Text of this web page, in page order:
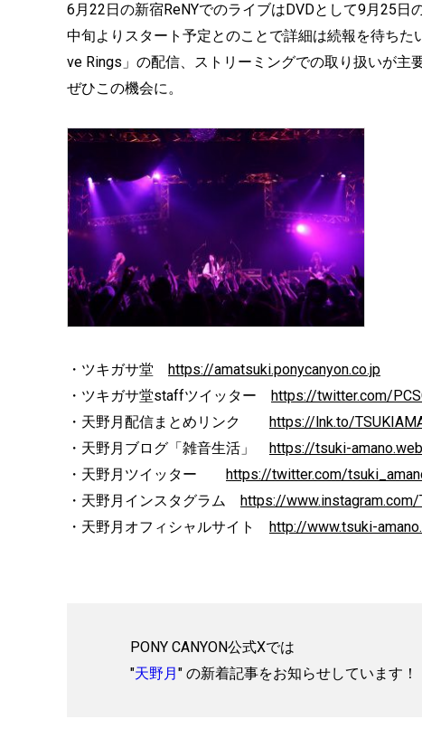
6月22日の新宿ReNYでのライブはDVDとして9月25
中旬よりスタート予定とのことで詳細は続報を待ち
ve Rings」の配信、ストリーミングでの取り扱いが
ぜひこの機会に。
・ツキガサ堂 https://amatsuki.ponycanyon.co.jp
・ツキガサ堂staffツイッター https://twitter.com/
・天野月配信まとめリンク https://lnk.to/
・天野月ブログ「雑音生活」 https://tsuki-
・天野月ツイッター https://twitter.com/
・天野月インスタグラム https://
・天野月オフィシャルサイト http://www.tsuki-
PONY CANYON公式Xでは
"天野月" の新着記事をお知らせしています！